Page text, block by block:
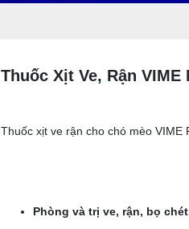
Thuốc Xịt Ve, Rận VIME
Thuốc xịt ve rận cho chó mèo VIME
Phòng và trị ve, rận, bọ